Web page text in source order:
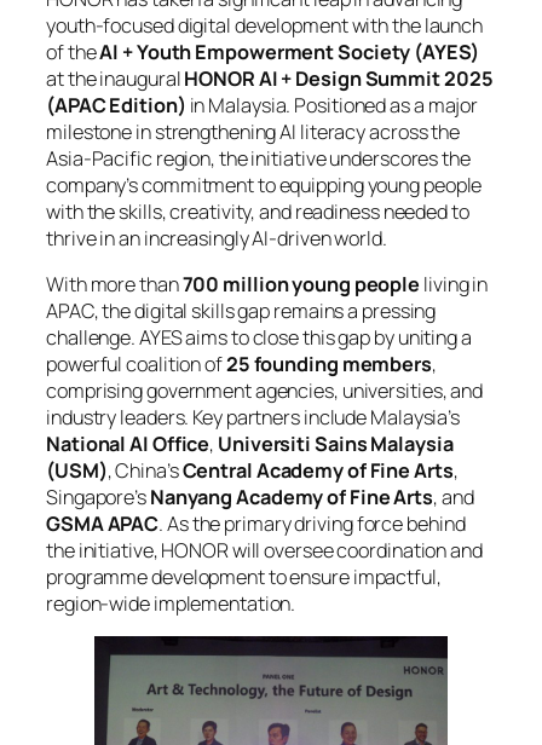
youth-focused digital development with the launch
of theAI + Youth Empowerment Society (AYES)
at the inauguralHONOR AI + Design Summit 2025
(APAC Edition) in Malaysia. Positioned as a major
milestone in strengthening AI literacy across the
Asia-Pacific region, the initiative underscores the
company’s commitment to equipping young people
with the skills, creativity, and readiness needed to
thrive in an increasingly AI-driven world.
With more than700 million young people living in
APAC, the digital skills gap remains a pressing
challenge. AYES aims to close this gap by uniting a
powerful coalition of25 founding members,
comprising government agencies, universities, and
industry leaders. Key partners include Malaysia’s
National AI Office, Universiti Sains Malaysia
(USM), China’sCentral Academy of Fine Arts,
Singapore’sNanyang Academy of Fine Arts, and
GSMA APAC. As the primary driving force behind
the initiative, HONOR will oversee coordination and
programme development to ensure impactful,
region-wide implementation.